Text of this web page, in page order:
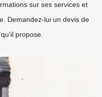
sur ses services et
Demandez-lui un devis de
propose.